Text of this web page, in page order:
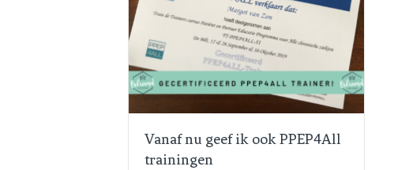
Vanaf nu geef ik ook PPEP4All
trainingen